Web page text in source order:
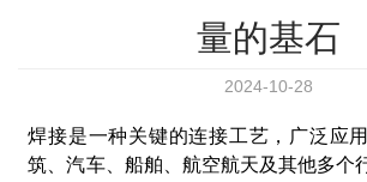
量的基石
2024-10-28
焊接是一种关键的连接工艺，广泛应
筑、汽车、船舶、航空航天及其他多个